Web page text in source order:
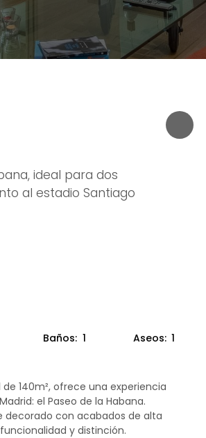
ideal para dos
al estadio Santiago
Baños: 1 Aseos: 1
140m², ofrece una experiencia
el Paseo de la Habana.
decorado con acabados de alta
y distinción.